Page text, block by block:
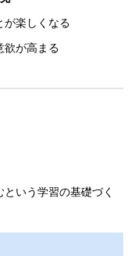
が楽しくなる
欲が高まる
いう学習の基礎づく